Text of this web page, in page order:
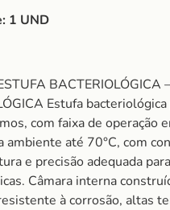
1 UND
BACTERIOLÓGICA
Estufa bacteriológica
com faixa de operação
ambiente até 70°C, com
e precisão adequada
Câmara interna
à corrosão, altas